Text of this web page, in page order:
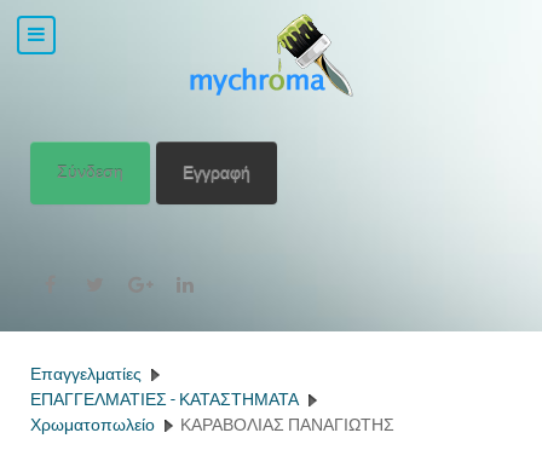
Σύνδεση Εγγραφή
Επαγγελματίες
ΕΠΑΓΓΕΛΜΑΤΙΕΣ - ΚΑΤΑΣΤΗΜΑΤΑ
Χρωματοπωλείο
ΚΑΡΑΒΟΛΙΑΣ ΠΑΝΑΓΙΩΤΗΣ